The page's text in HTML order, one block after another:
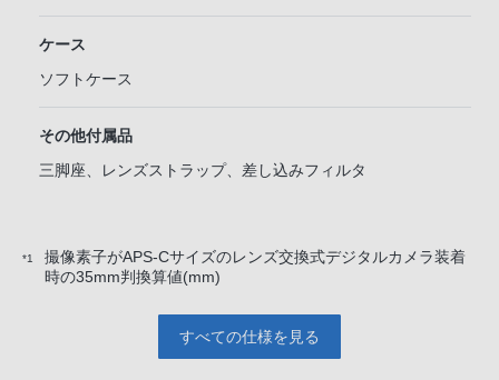
ケース
ソフトケース
その他付属品
三脚座、レンズストラップ、差し込みフィルタ
*1
撮像素子がAPS-Cサイズのレンズ交換式デジタルカメラ装着
時の35mm判換算値(mm)
すべての仕様を見る